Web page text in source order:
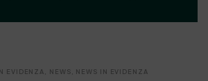
EVIDENZA, NEWS, NEWS IN EVIDENZA